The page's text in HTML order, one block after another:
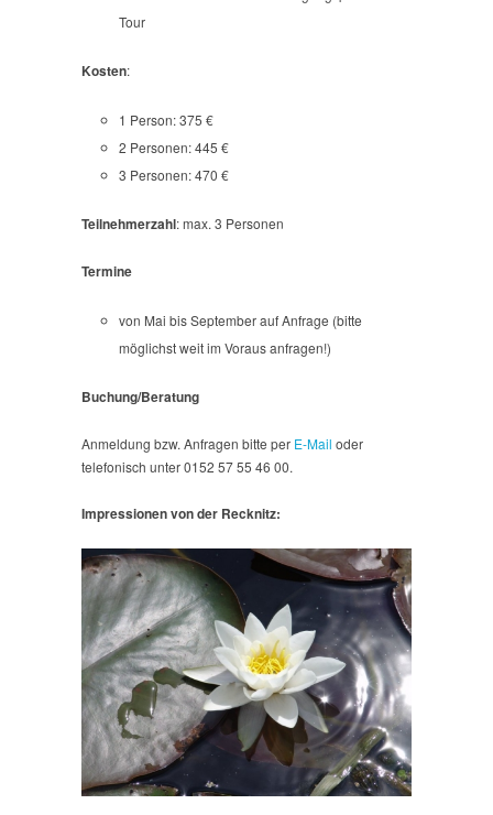
Tour
Kosten:
1 Person: 375 €
2 Personen: 445 €
3 Personen: 470 €
Teilnehmerzahl: max. 3 Personen
Termine
von Mai bis September auf Anfrage (bitte
möglichst weit im Voraus anfragen!)
Buchung/Beratung
Anmeldung bzw. Anfragen bitte per E-Mail oder
telefonisch unter 0152 57 55 46 00.
Impressionen von der Recknitz: